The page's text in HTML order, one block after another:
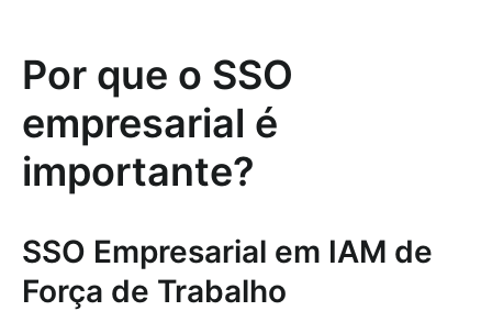
Por que o SSO
empresarial é
importante?
SSO Empresarial em IAM de
Força de Trabalho